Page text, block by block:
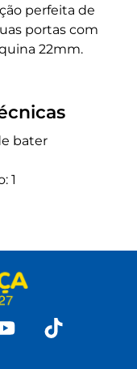
perfeita de
portas com
22mm.
bater
1